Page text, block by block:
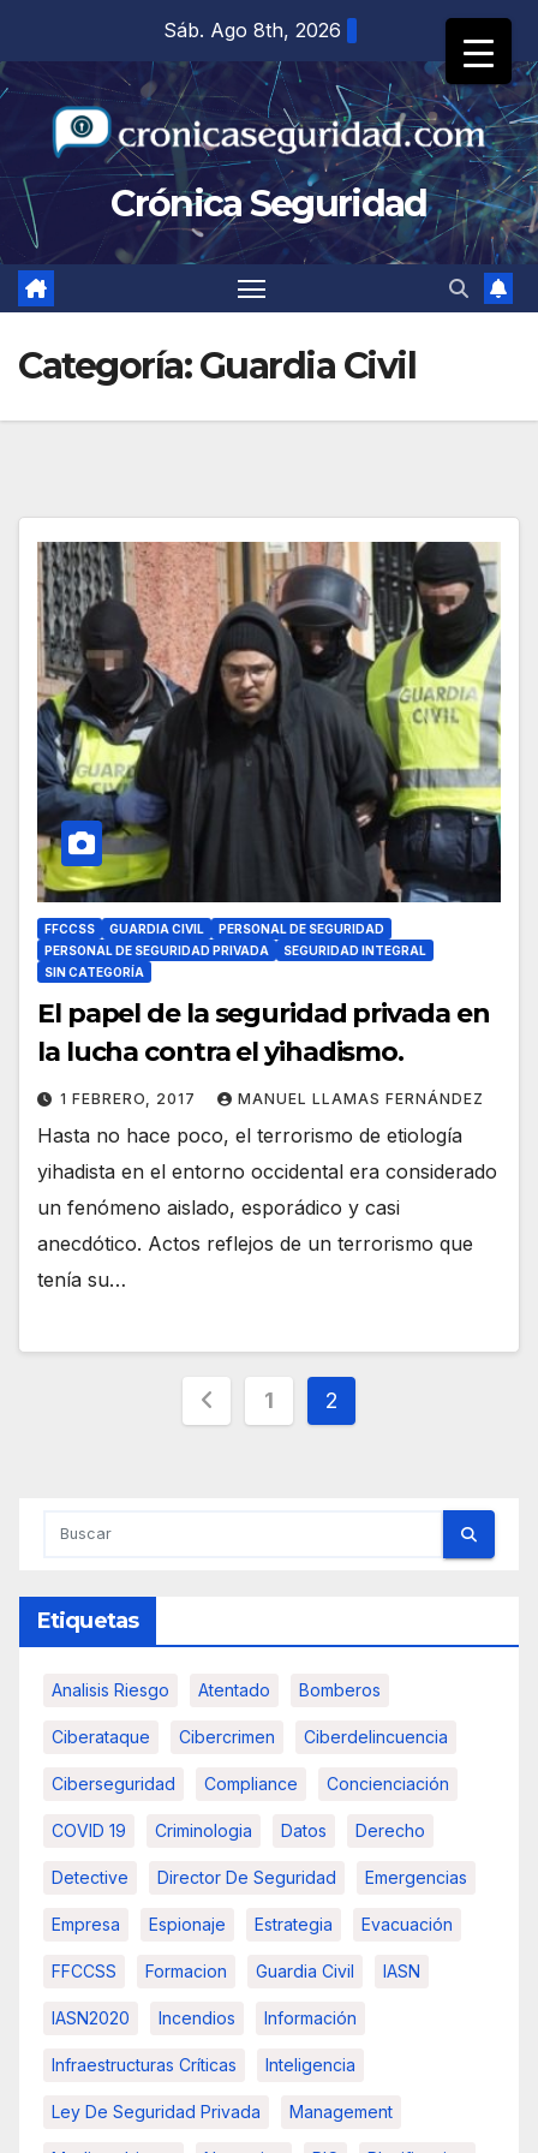
contenido
Sáb. Ago 8th, 2026
Crónica Seguridad
Categoría:Guardia Civil
FFCCSS GUARDIA CIVIL
PERSONAL DE SEGURIDAD
PERSONAL DE SEGURIDAD PRIVADA
SEGURIDAD INTEGRAL
SIN CATEGORÍA
El papel de la seguridad privada en
la lucha contra el yihadismo.
1 FEBRERO, 2017 MANUEL LLAMAS FERNÁNDEZ
Hasta no hace poco, el terrorismo de etiología
yihadista en el entorno occidental era considerado
un fenómeno aislado, esporádico y casi
anecdótico. Actos reflejos de un terrorismo que
tenía su…
Paginación
1 2
Etiquetas
Analisis Riesgo Atentado Bomberos
Ciberataque Cibercrimen Ciberdelincuencia
Ciberseguridad Compliance Concienciación
COVID 19 Criminologia Datos Derecho
Detective Director De Seguridad Emergencias
Empresa Espionaje Estrategia Evacuación
FFCCSS Formacion Guardia Civil IASN
IASN2020 Incendios Información
Infraestructuras Críticas Inteligencia
Ley De Seguridad Privada Management